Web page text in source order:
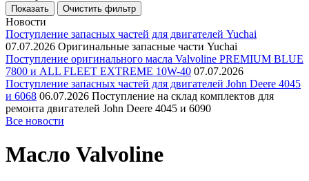
Новости
Поступление запасных частей для двигателей Yuchai
07.07.2026 Оригинальные запасные части Yuchai
Поступление оригинального масла Valvoline PREMIUM BLUE
7800 и ALL FLEET EXTREME 10W-40 07.07.2026
Поступление запасных частей для двигателей John Deere 4045
и 6068 06.07.2026 Поступление на склад комплектов для
ремонта двигателей John Deere 4045 и 6090
Все новости
Масло Valvoline